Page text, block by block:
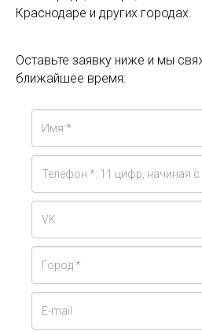
Краснодаре и других городах.
Оставьте заявку ниже и мы
ближайшее время: